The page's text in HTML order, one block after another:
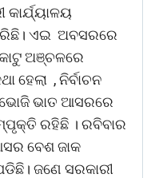
କାର୍ଯ୍ୟାଳୟ
ଏଇ ଅବସରରେ
ଅଞ୍ଚଳରେ
, ନିର୍ବାଚନ
ଭୋଜି ଭାତ ଆସରରେ
ରହିଛି । ରବିବାର
ବେଶ ଜାକ
ଜଣେ ସରକାରୀ